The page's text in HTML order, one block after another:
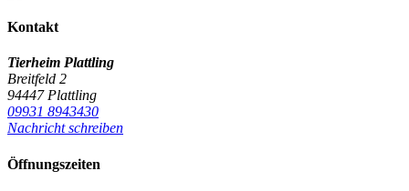
Kontakt
Tierheim Plattling
Breitfeld 2
94447 Plattling
09931 8943430
Nachricht schreiben
Öffnungszeiten